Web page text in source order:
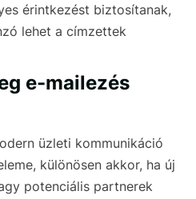
érintkezést biztosítanak,
lehet a címzettek
e-mailezés
üzleti kommunikáció
különösen akkor, ha új
potenciális partnerek